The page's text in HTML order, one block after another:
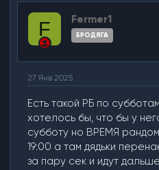
и
:
F Fermer1
БРОДЯГА
27 Янв 2025
Есть такой РБ по
хотелось бы, что бы у
субботу но ВРЕМЯ
19:00 а там дядьки
за пару сек и идут